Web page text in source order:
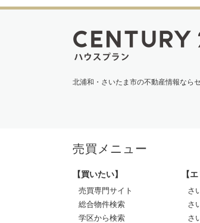
北浦和・さいたま市の不動産情報なら
売買メニュー
【買いたい】
売買専門サイト
総合物件検索
学区から検索
【
さ
さ
さ